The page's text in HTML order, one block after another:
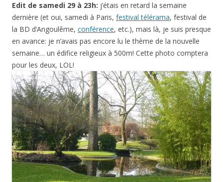
Edit de samedi 29 à 23h: j’étais en retard la semaine
dernière (et oui, samedi à Paris, festival télérama, festival de
la BD d’Angoulême, conférence, etc.), mais là, je suis presque
en avance: je n’avais pas encore lu le thème de la nouvelle
semaine… un édifice religieux à 500m! Cette photo comptera
pour les deux, LOL!